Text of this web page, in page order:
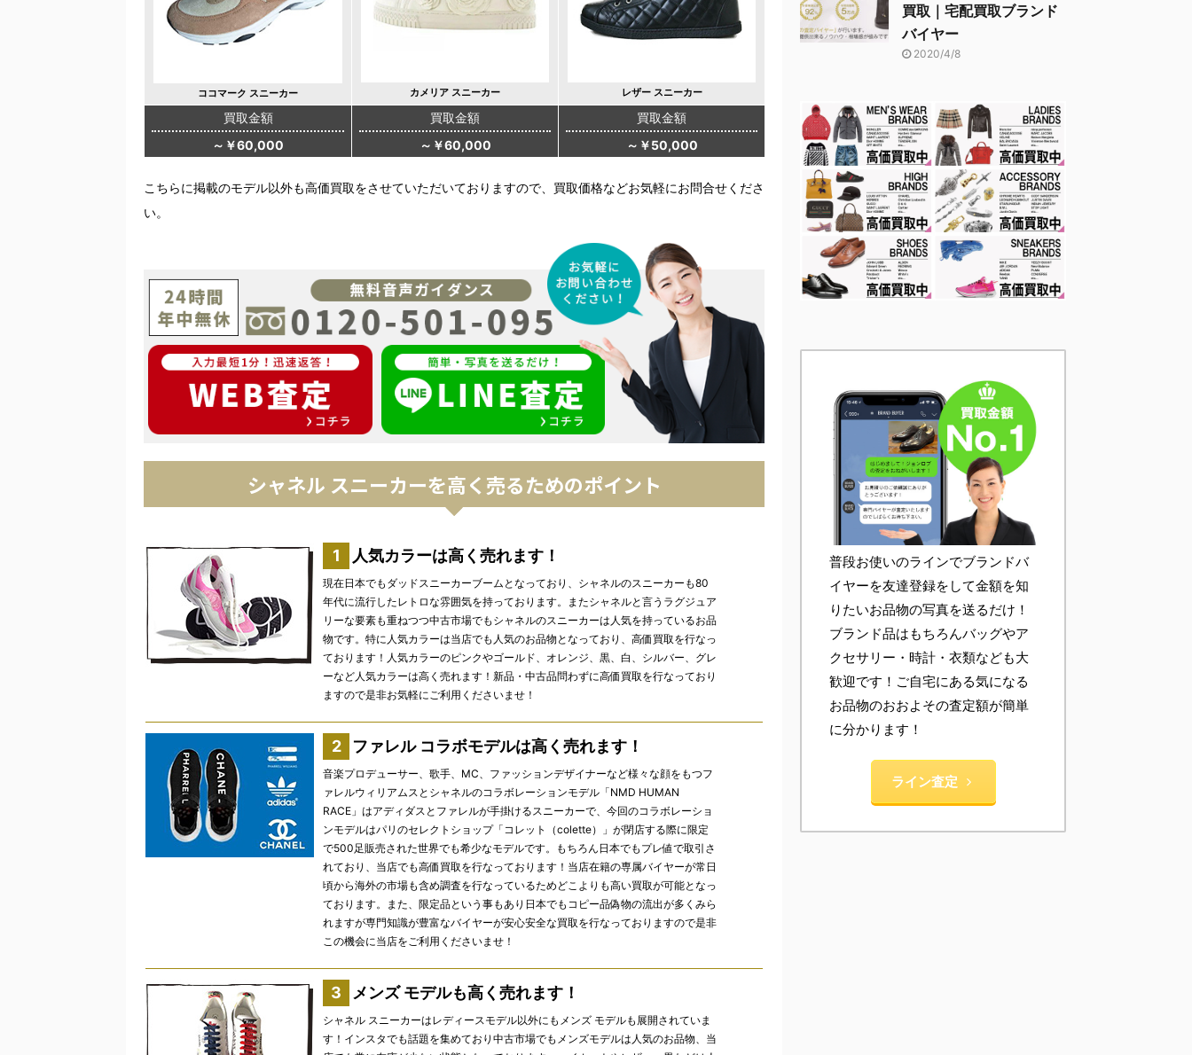
ココマーク スニーカー カメリア スニーカー レザー スニーカー
買取金額
～￥60,000
買取金額
～￥60,000
買取金額
～￥50,000
こちらに掲載のモデル以外も高価買取をさせていただいておりますので、買取価格などお気軽にお問合せくださ
い。
シャネル スニーカーを高く売るためのポイント
人気カラーは高く売れます！
現在日本でもダッドスニーカーブームとなっており、シャネルのスニーカーも80
年代に流行したレトロな雰囲気を持っております。またシャネルと言うラグジュア
リーな要素も重ねつつ中古市場でもシャネルのスニーカーは人気を持っているお品
物です。特に人気カラーは当店でも人気のお品物となっており、高価買取を行なっ
ております！人気カラーのピンクやゴールド、オレンジ、黒、白、シルバー、グレ
ーなど人気カラーは高く売れます！新品・中古品問わずに高価買取を行なっており
ますので是非お気軽にご利用くださいませ！
ファレル コラボモデルは高く売れます！
音楽プロデューサー、歌手、MC、ファッションデザイナーなど様々な顔をもつフ
ァレルウィリアムスとシャネルのコラボレーションモデル「NMD HUMAN
RACE」はアディダスとファレルが手掛けるスニーカーで、今回のコラボレーショ
ンモデルはパリのセレクトショップ「コレット（colette）」が閉店する際に限定
で500足販売された世界でも希少なモデルです。もちろん日本でもプレ値で取引さ
れており、当店でも高価買取を行なっております！当店在籍の専属バイヤーが常日
頃から海外の市場も含め調査を行なっているためどこよりも高い買取が可能となっ
ております。また、限定品という事もあり日本でもコピー品偽物の流出が多くみら
れますが専門知識が豊富なバイヤーが安心安全な買取を行なっておりますので是非
この機会に当店をご利用くださいませ！
メンズ モデルも高く売れます！
シャネル スニーカーはレディースモデル以外にもメンズ モデルも展開されていま
す！インスタでも話題を集めており中古市場でもメンズモデルは人気のお品物、当
買取｜宅配買取ブランド
バイヤー
2020/4/8
普段お使いのラインでブランドバ
イヤーを友達登録をして金額を知
りたいお品物の写真を送るだけ！
ブランド品はもちろんバッグやア
クセサリー・時計・衣類なども大
歓迎です！ご自宅にある気になる
お品物のおおよその査定額が簡単
に分かります！
ライン査定